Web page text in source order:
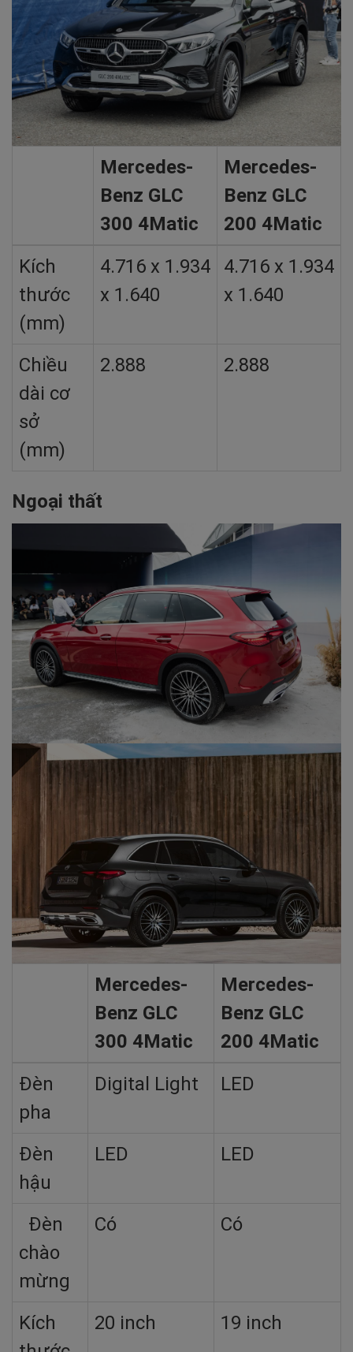
Mercedes-
Benz GLC
300 4Matic
Mercedes-
Benz GLC
200 4Matic
Kích
thước
(mm)
4.716 x 1.934
x 1.640
4.716 x 1.934
x 1.640
Chiều
dài cơ
sở
(mm)
2.888 2.888
Ngoại thất
Mercedes-
Benz GLC
300 4Matic
Mercedes-
Benz GLC
200 4Matic
Đèn
pha
Digital Light LED
Đèn
hậu
LED LED
Đèn
chào
mừng
Có Có
Kích
20 inch 19 inch